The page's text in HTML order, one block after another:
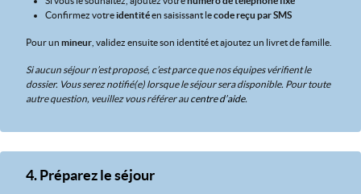
Confirmez votreidentitéen saisissant lecode reçu par SMS
Pour un mineur , validez ensuite son identité et ajoutez un livret de famille.
Si aucun séjour n’est proposé, c’est parce que nos équipes vérifient le
dossier. Vous serez notifié(e) lorsque le séjour sera disponible. Pour toute
autre question, veuillez vous référer aucentre d’aide.
4. Préparez le séjour